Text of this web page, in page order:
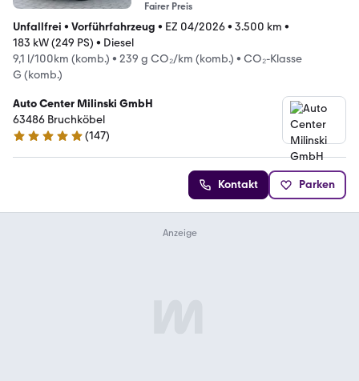
Fairer Preis
Unfallfrei • Vorführfahrzeug • EZ 04/2026• 3.500 km •
183 kW (249 PS) • Diesel
9,1 l/100km (komb.) • 239 g CO₂/km (komb.) • CO₂-Klasse
G (komb.)
Auto Center Milinski GmbH
63486 Bruchköbel
4.9 Sterne
(147)
Kontakt Parken